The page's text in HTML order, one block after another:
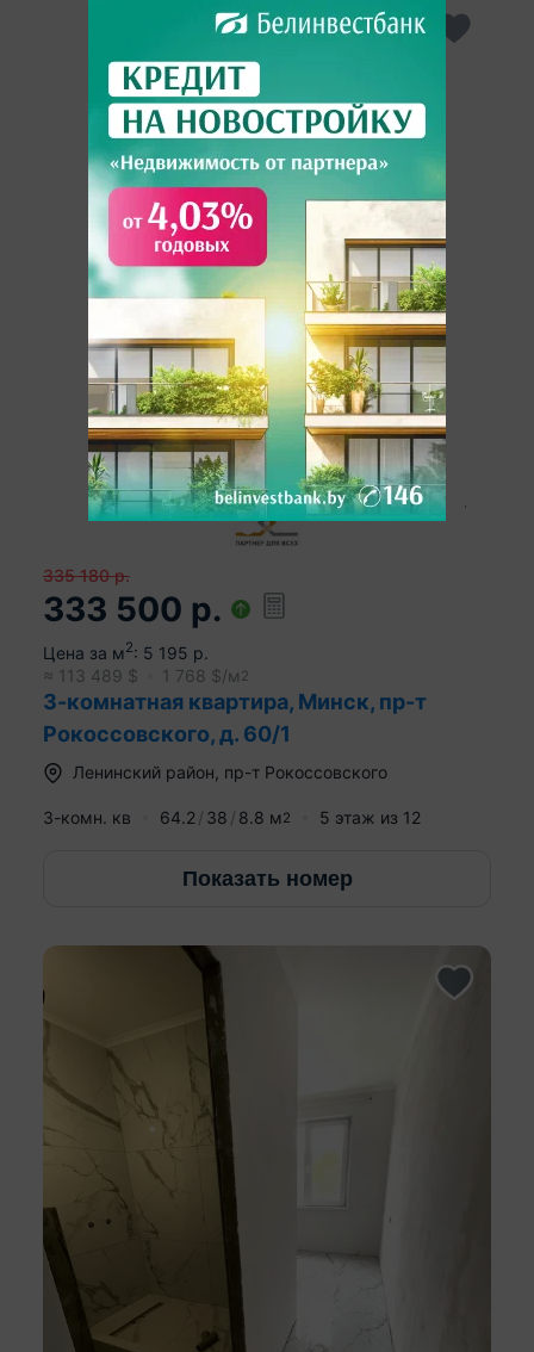
335 180 р.
333 500 р.
Цена за м2: 5 195 р.
≈ 113 489 $ 1 768 $/м 2
3-комнатная квартира, Минск, пр-т
Рокоссовского, д. 60/1
Ленинский район, пр-т Рокоссовского
3-комн. кв 64.2 38 8.8 м2 5 этаж из 12
Показать номер